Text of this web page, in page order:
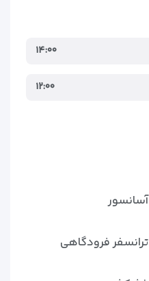
۱۴:۰۰
۱۲:۰۰
آسانسور
ترانسفر فرودگاهی